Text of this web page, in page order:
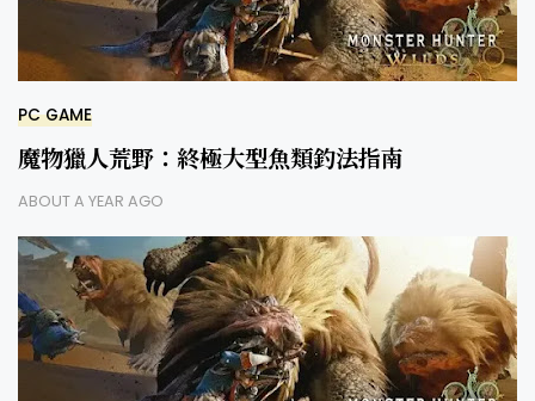
PC GAME
魔物獵人荒野：終極大型魚類釣法指南
ABOUT A YEAR AGO